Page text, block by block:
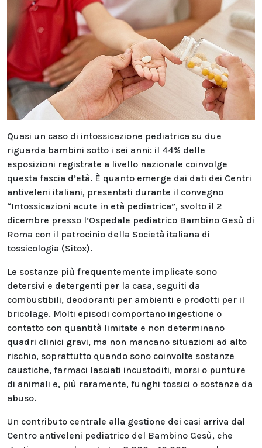
Quasi un caso di intossicazione pediatrica su due
riguarda bambini sotto i sei anni: il 44% delle
esposizioni registrate a livello nazionale coinvolge
questa fascia d’età. È quanto emerge dai dati dei Centri
antiveleni italiani, presentati durante il convegno
“Intossicazioni acute in età pediatrica”, svolto il 2
dicembre presso l’Ospedale pediatrico Bambino Gesù di
Roma con il patrocinio della Società italiana di
tossicologia (Sitox).
Le sostanze più frequentemente implicate sono
detersivi e detergenti per la casa, seguiti da
combustibili, deodoranti per ambienti e prodotti per il
bricolage. Molti episodi comportano ingestione o
contatto con quantità limitate e non determinano
quadri clinici gravi, ma non mancano situazioni ad alto
rischio, soprattutto quando sono coinvolte sostanze
caustiche, farmaci lasciati incustoditi, morsi o punture
di animali e, più raramente, funghi tossici o sostanze da
abuso.
Un contributo centrale alla gestione dei casi arriva dal
Centro antiveleni pediatrico del Bambino Gesù, che